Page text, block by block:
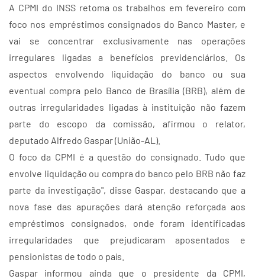
A CPMI do INSS retoma os trabalhos em fevereiro com
foco nos empréstimos consignados do Banco Master, e
vai se concentrar exclusivamente nas operações
irregulares ligadas a benefícios previdenciários. Os
aspectos envolvendo liquidação do banco ou sua
eventual compra pelo Banco de Brasília (BRB), além de
outras irregularidades ligadas à instituição não fazem
parte do escopo da comissão, afirmou o relator,
deputado Alfredo Gaspar (União-AL).
O foco da CPMI é a questão do consignado. Tudo que
envolve liquidação ou compra do banco pelo BRB não faz
parte da investigação", disse Gaspar, destacando que a
nova fase das apurações dará atenção reforçada aos
empréstimos consignados, onde foram identificadas
irregularidades que prejudicaram aposentados e
pensionistas de todo o país.
Gaspar informou ainda que o presidente da CPMI,